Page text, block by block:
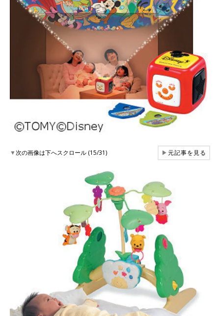
▼次の画像は下へスクロール (15/31) ▶元記事を見る